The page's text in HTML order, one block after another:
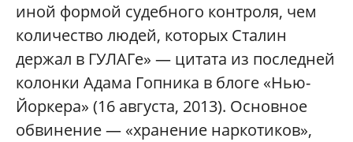
иной формой судебного контроля, чем
количество людей, которых Сталин
держал в ГУЛАГе» — цитата из последней
колонки Адама Гопника в блоге «Нью-
Йоркера» (16 августа, 2013). Основное
обвинение — «хранение наркотиков»,